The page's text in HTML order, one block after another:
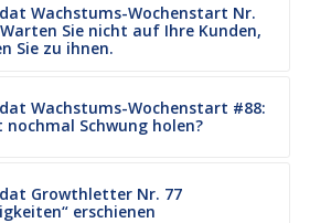
Wachstums-Wochenstart Nr.
Sie nicht auf Ihre Kunden,
Sie zu ihnen.
Wachstums-Wochenstart #88:
nochmal Schwung holen?
Growthletter Nr. 77
erschienen